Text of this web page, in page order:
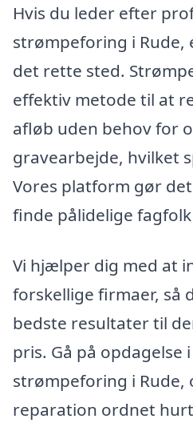
Hvis du leder efter
strømpeforing i Rude,
det rette sted.
effektiv metode til at
afløb uden behov for
gravearbejde, hvilket
Vores platform gør
finde pålidelige
Vi hjælper dig med at
forskellige firmaer, så
bedste resultater til
pris. Gå på
strømpeforing i Rude,
reparation ordnet